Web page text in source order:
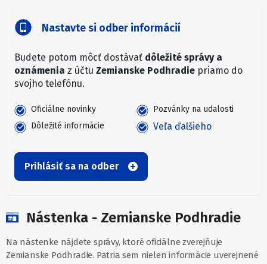
Nastavte si odber informácií
Budete potom môcť dostávať dôležité správy a
oznámenia z účtu Zemianske Podhradie priamo do
svojho telefónu.
Oficiálne novinky
Dôležité informácie
Pozvánky na udalosti
Veľa ďalšieho
Prihlásiť sa na odber
Nástenka - Zemianske Podhradie
Na nástenke nájdete správy, ktoré oficiálne zverejňuje
Zemianske Podhradie. Patria sem nielen informácie uverejnené